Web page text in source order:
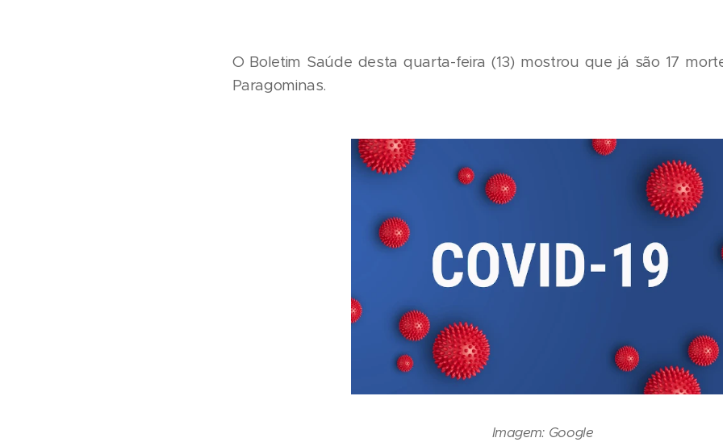
O Boletim Saúde desta quarta-feira (13) mostrou que já são 17
Paragominas.
Imagem: Google